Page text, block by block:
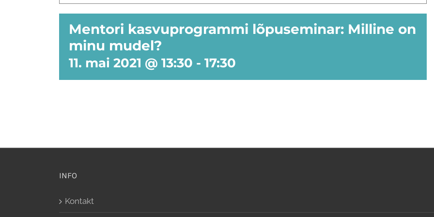
Mentori kasvuprogrammi lõpuseminar: Milline on
minu mudel?
11. mai 2021 @ 13:30 - 17:30
INFO
Kontakt